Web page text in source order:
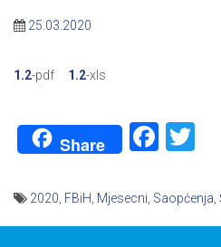
25.03.2020
1.2-pdf 1.2-xls
Share
2020 FBiH Mjesecni Saopćenja